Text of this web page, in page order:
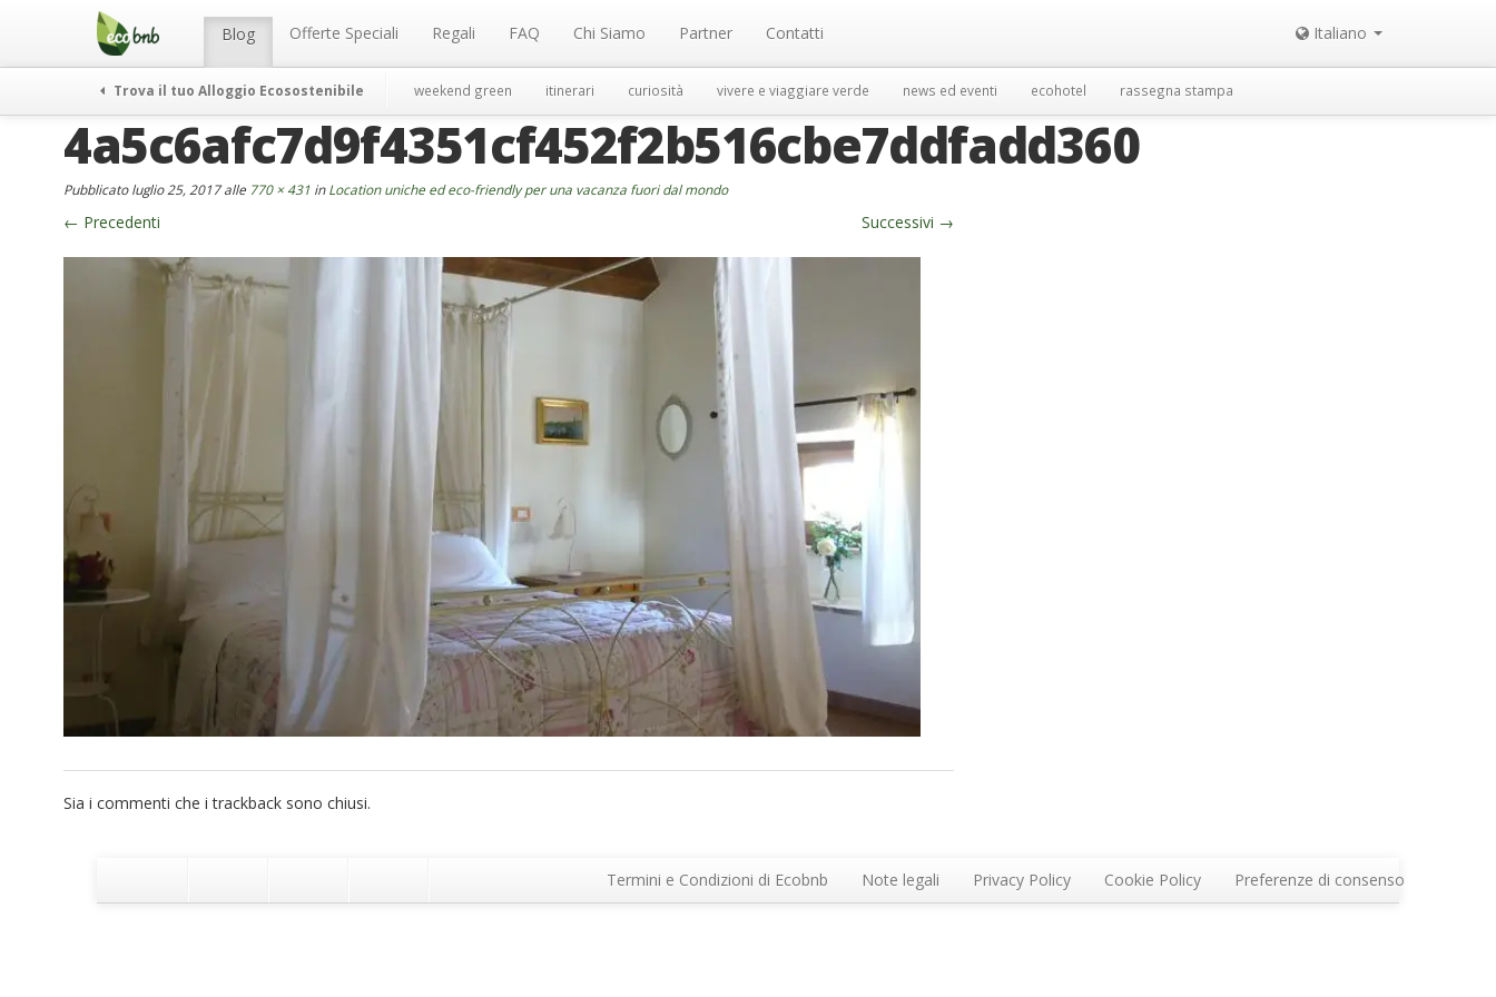
Menu Blog Offerte Speciali Regali FAQ Chi Siamo Partner Contatti Italiano
Trova il tuo Alloggio Ecosostenibile weekend green itinerari curiosità vivere e viaggiare verde news ed eventi ecohotel rassegna stampa
4a5c6afc7d9f4351cf452f2b516cbe7ddfadd360
Pubblicatoluglio 25, 2017alle 770 × 431 inLocation uniche ed eco-friendly per una vacanza fuori dal mondo
← Precedenti Successivi →
Sia i commenti che i trackback sono chiusi.
Termini e Condizioni di Ecobnb Note legali Privacy Policy Cookie Policy Preferenze di consenso